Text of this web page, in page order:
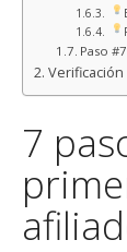
Paso
7